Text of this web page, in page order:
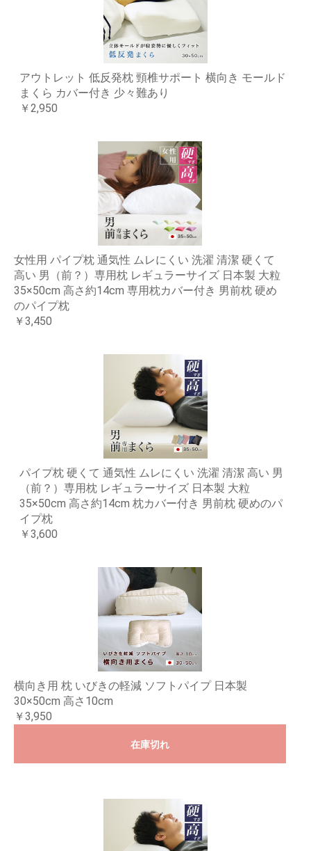
アウトレット 低反発枕 頸椎サポート 横向き モールド
まくら カバー付き 少々難あり
￥2,950
女性用 パイプ枕 通気性 ムレにくい 洗濯 清潔 硬くて
高い 男（前？）専用枕 レギュラーサイズ 日本製 大粒
35×50cm 高さ約14cm 専用枕カバー付き 男前枕 硬め
のパイプ枕
￥3,450
パイプ枕 硬くて 通気性 ムレにくい 洗濯 清潔 高い 男
（前？）専用枕 レギュラーサイズ 日本製 大粒
35×50cm 高さ約14cm 枕カバー付き 男前枕 硬めのパ
イプ枕
￥3,600
横向き用 枕 いびきの軽減 ソフトパイプ 日本製
30×50cm 高さ10cm
￥3,950
在庫切れ